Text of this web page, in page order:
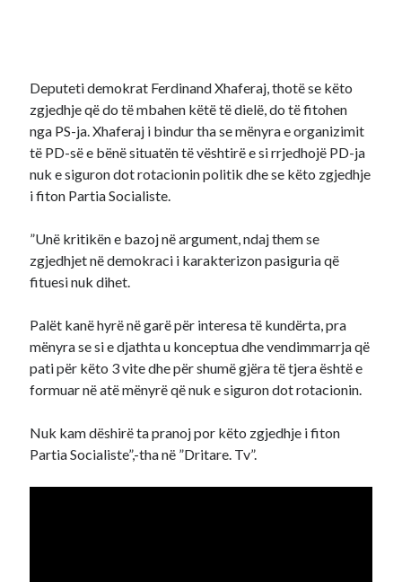
Deputeti demokrat Ferdinand Xhaferaj, thotë se këto
zgjedhje që do të mbahen këtë të dielë, do të fitohen
nga PS-ja. Xhaferaj i bindur tha se mënyra e organizimit
të PD-së e bënë situatën të vështirë e si rrjedhojë PD-ja
nuk e siguron dot rotacionin politik dhe se këto zgjedhje
i fiton Partia Socialiste.
”Unë kritikën e bazoj në argument, ndaj them se
zgjedhjet në demokraci i karakterizon pasiguria që
fituesi nuk dihet.
Palët kanë hyrë në garë për interesa të kundërta, pra
mënyra se si e djathta u konceptua dhe vendimmarrja që
pati për këto 3 vite dhe për shumë gjëra të tjera është e
formuar në atë mënyrë që nuk e siguron dot rotacionin.
Nuk kam dëshirë ta pranoj por këto zgjedhje i fiton
Partia Socialiste”,-tha në ”Dritare. Tv”.